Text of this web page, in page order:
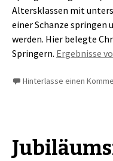
Altersklassen mit
einer Schanze springen
werden. Hier belegte
Springern. Ergebnisse
Hinterlasse einen